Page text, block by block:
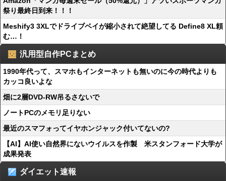
祭り最終日到来！！！
Meshify3 3XLでドライブベイが縮小されて絶望してる Define8 XL頼
む…！
汎用型自作PCまとめ
1990年代って、スマホもインターネットも無いのに今の時代よりも
カッコ良いよな
畑に2層DVD-RW吊るさないで
ノートPCのメモリ足りない
最近のスマフォってイヤホンジャック付いてないの?
【AI】AI使い自然界にないウイルスを作製 米スタンフォード大学が
成果発表
ダイエット速報